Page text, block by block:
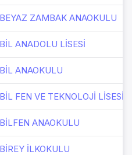
ZAMBAK ANAOKULU
ANADOLU LİSESİ
ANAOKULU
FEN VE TEKNOLOJİ LİSESİ
ANAOKULU
İLKOKULU